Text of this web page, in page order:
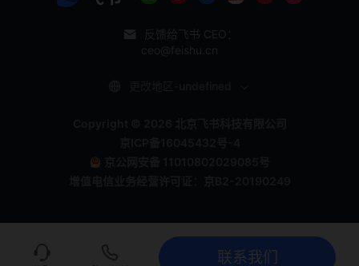
反馈给飞书 CEO：
ceo@feishu.cn
联系我们